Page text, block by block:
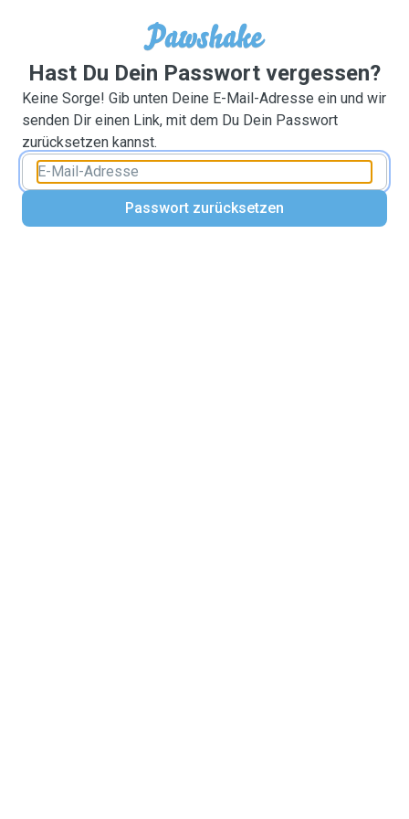
Hast Du Dein Passwort vergessen?
Keine Sorge! Gib unten Deine E-Mail-Adresse ein und wir
senden Dir einen Link, mit dem Du Dein Passwort
zurücksetzen kannst.
Passwort zurücksetzen